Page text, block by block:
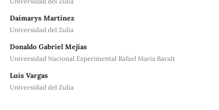
Daimarys Martínez
Universidad del Zulia
Donaldo Gabriel Mejías
Universidad Nacional Experimental Rafael María Baralt
Luis Vargas
Universidad del Zulia